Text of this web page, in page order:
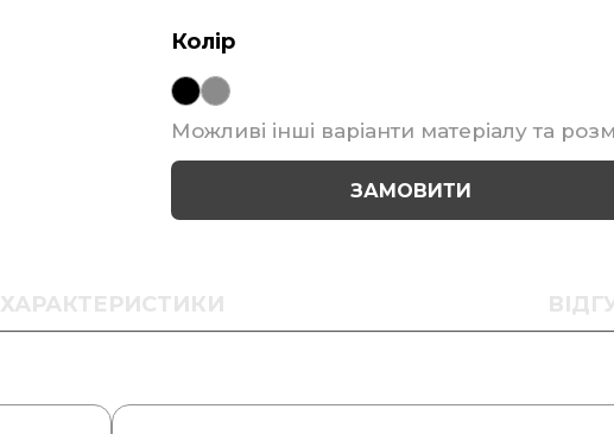
Колір
Можливі інші варіанти матеріалу та
ЗАМОВИТИ
ХАРАКТЕРИСТИКИ